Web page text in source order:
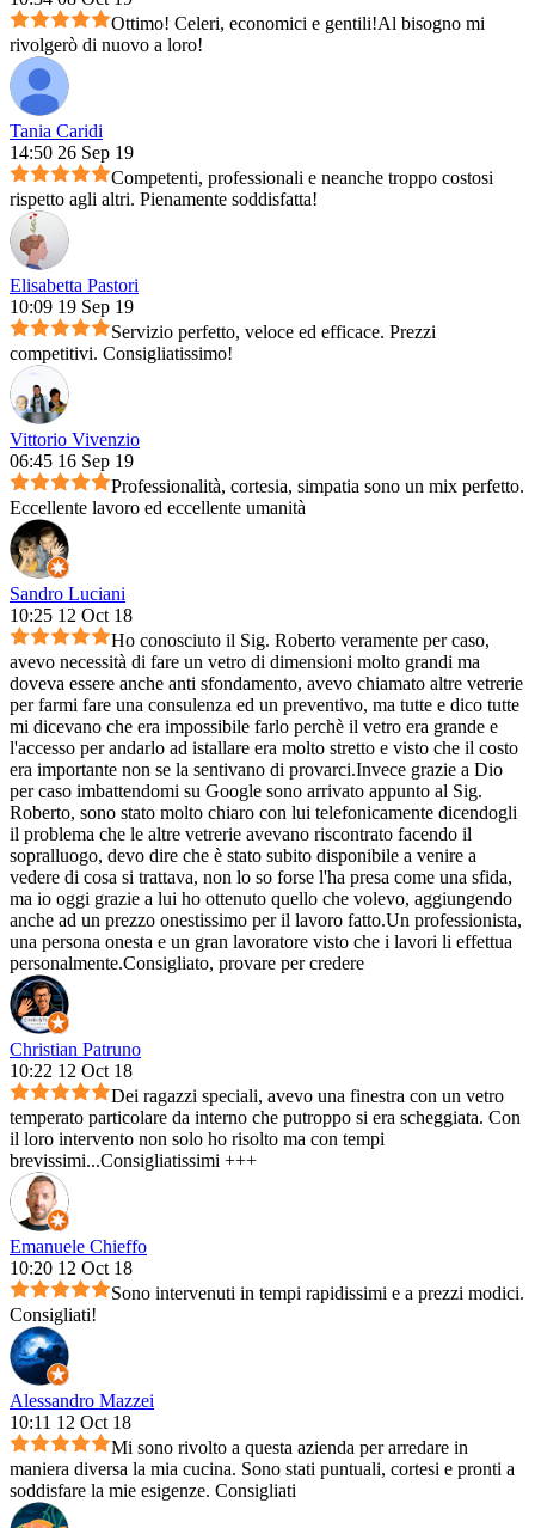
Ottimo! Celeri, economici e gentili!Al bisogno mi
rivolgerò di nuovo a loro!
Tania Caridi
14:50 26 Sep 19
Competenti, professionali e neanche troppo costosi
rispetto agli altri. Pienamente soddisfatta!
Elisabetta Pastori
10:09 19 Sep 19
Servizio perfetto, veloce ed efficace. Prezzi
competitivi. Consigliatissimo!
Vittorio Vivenzio
06:45 16 Sep 19
Professionalità, cortesia, simpatia sono un mix perfetto.
Eccellente lavoro ed eccellente umanità
Sandro Luciani
10:25 12 Oct 18
Ho conosciuto il Sig. Roberto veramente per caso,
avevo necessità di fare un vetro di dimensioni molto grandi ma
doveva essere anche anti sfondamento, avevo chiamato altre vetrerie
per farmi fare una consulenza ed un preventivo, ma tutte e dico tutte
mi dicevano che era impossibile farlo perchè il vetro era grande e
l'accesso per andarlo ad istallare era molto stretto e visto che il costo
era importante non se la sentivano di provarci.Invece grazie a Dio
per caso imbattendomi su Google sono arrivato appunto al Sig.
Roberto, sono stato molto chiaro con lui telefonicamente dicendogli
il problema che le altre vetrerie avevano riscontrato facendo il
sopralluogo, devo dire che è stato subito disponibile a venire a
vedere di cosa si trattava, non lo so forse l'ha presa come una sfida,
ma io oggi grazie a lui ho ottenuto quello che volevo, aggiungendo
anche ad un prezzo onestissimo per il lavoro fatto.Un professionista,
una persona onesta e un gran lavoratore visto che i lavori li effettua
personalmente.Consigliato, provare per credere
Christian Patruno
10:22 12 Oct 18
Dei ragazzi speciali, avevo una finestra con un vetro
temperato particolare da interno che putroppo si era scheggiata. Con
il loro intervento non solo ho risolto ma con tempi
brevissimi...Consigliatissimi +++
Emanuele Chieffo
10:20 12 Oct 18
Sono intervenuti in tempi rapidissimi e a prezzi modici.
Consigliati!
Alessandro Mazzei
10:11 12 Oct 18
Mi sono rivolto a questa azienda per arredare in
maniera diversa la mia cucina. Sono stati puntuali, cortesi e pronti a
soddisfare la mie esigenze. Consigliati